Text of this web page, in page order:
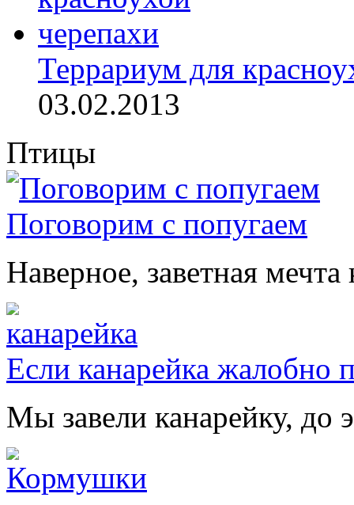
Террариум для
03.02.2013
Птицы
Поговорим с попугаем
Наверное, заветная
Если канарейка жалобно
Мы завели канарейку, до